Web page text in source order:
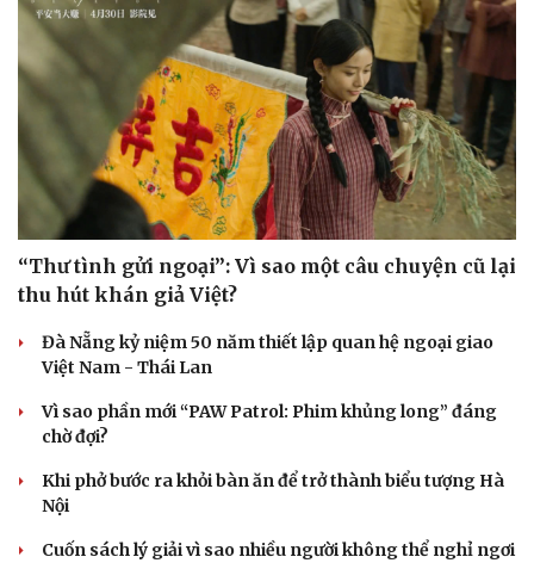
Sức khỏe
Dinh dưỡng - món ngon
Sản phụ khoa
Nhi khoa
Nam khoa
Làm đẹp - giảm cân
Phòng mạch online
Ăn sạch sống khỏe
Đời sống
Nhà đẹp
Blog
Tình yêu - Gia đình
“Thư tình gửi ngoại”: Vì sao một câu chuyện cũ lại
thu hút khán giả Việt?
Đà Nẵng kỷ niệm 50 năm thiết lập quan hệ ngoại giao
Việt Nam - Thái Lan
Vì sao phần mới “PAW Patrol: Phim khủng long” đáng
chờ đợi?
Khi phở bước ra khỏi bàn ăn để trở thành biểu tượng Hà
Nội
Cuốn sách lý giải vì sao nhiều người không thể nghỉ ngơi